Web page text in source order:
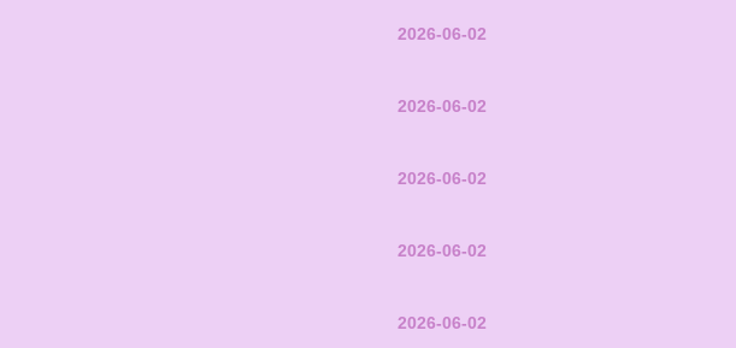
2026-06-02
2026-06-02
2026-06-02
2026-06-02
2026-06-02